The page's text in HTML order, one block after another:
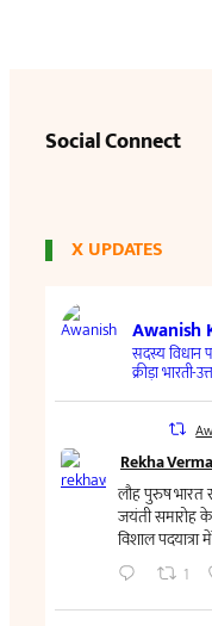
Social Connect
X UPDATES